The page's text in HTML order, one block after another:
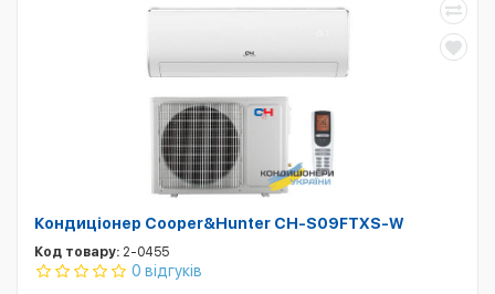
Кондиціонер Cooper&Hunter CH-S09FTXS-W
Код товару: 2-0455
0 відгуків